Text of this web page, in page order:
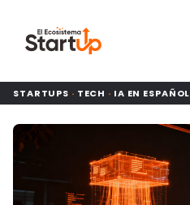
STARTUPS · TECH · IA EN ESPAÑOL